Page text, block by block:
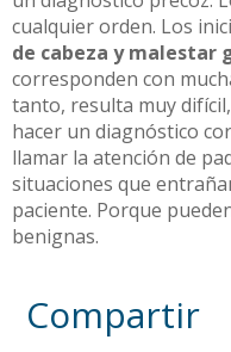
cualquier orden. Los
de cabeza y malestar
corresponden con
tanto, resulta muy
hacer un diagnóstico
llamar la atención de
situaciones que
paciente. Porque
benignas.
Compartir